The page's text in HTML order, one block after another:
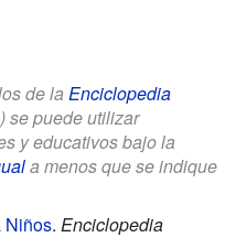
de la Enciclopedia
se puede utilizar
y educativos bajo la
a menos que se indique
Niños. Enciclopedia